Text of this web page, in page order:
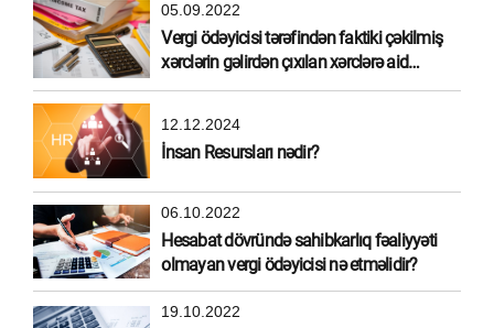
05.09.2022
Vergi ödəyicisi tərəfindən faktiki çəkilmiş
xərclərin gəlirdən çıxılan xərclərə aid
edilməsi
12.12.2024
İnsan Resursları nədir?
06.10.2022
Hesabat dövründə sahibkarlıq fəaliyyəti
olmayan vergi ödəyicisi nə etməlidir?
19.10.2022